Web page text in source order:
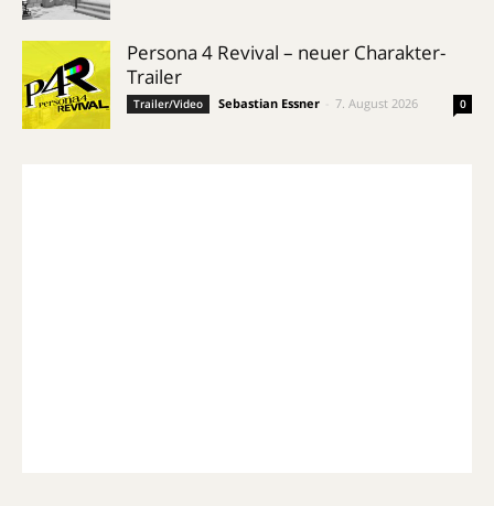
Persona 4 Revival – neuer Charakter-
Trailer
Trailer/Video Sebastian Essner 7. August 2026 0